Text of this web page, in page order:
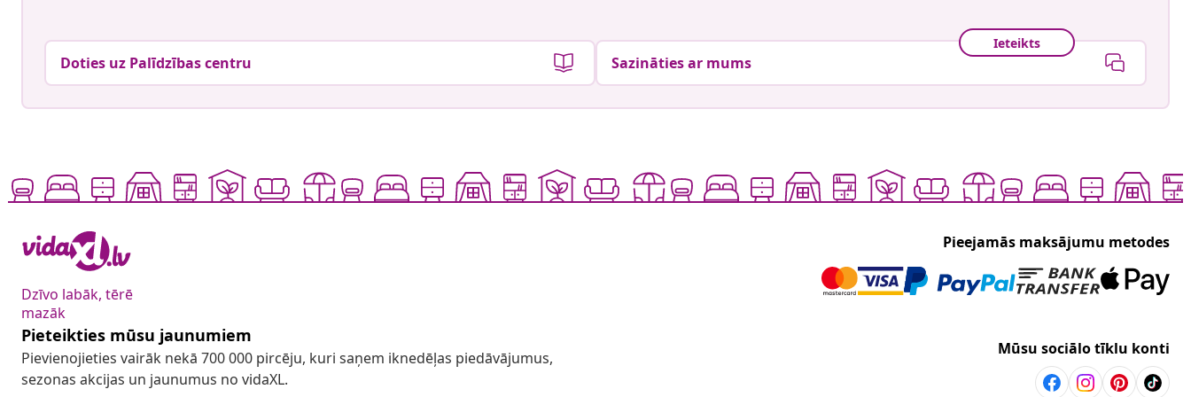
Doties uz Palīdzības centru
Ieteikts
Sazināties ar mums
Dzīvo labāk, tērē
mazāk
Pieejamās maksājumu metodes
Pieteikties mūsu jaunumiem
Pievienojieties vairāk nekā 700 000 pircēju, kuri saņem iknedēļas piedāvājumus,
sezonas akcijas un jaunumus no vidaXL.
Mūsu sociālo tīklu konti